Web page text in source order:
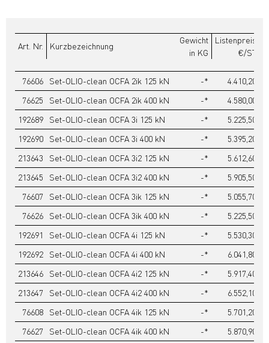
Art. Nr. Kurzbezeichnung
Gewicht
in KG
Listenpreis
€/ST
76606 Set-OLIO-clean OCFA 2ik 125 kN -*
4.410,20
76625
Set-OLIO-clean OCFA 2ik 400 kN -*
4.580,00
192689
Set-OLIO-clean OCFA 3i 125 kN -*
5.225,50
192690
Set-OLIO-clean OCFA 3i 400 kN -*
5.395,20
213643
Set-OLIO-clean OCFA 3i2 125 kN -*
5.612,60
213645
Set-OLIO-clean OCFA 3i2 400 kN -*
5.905,50
76607
Set-OLIO-clean OCFA 3ik 125 kN -*
5.055,70
76626
Set-OLIO-clean OCFA 3ik 400 kN -*
5.225,50
192691
Set-OLIO-clean OCFA 4i 125 kN -*
5.530,30
192692
Set-OLIO-clean OCFA 4i 400 kN -*
6.041,80
213646
Set-OLIO-clean OCFA 4i2 125 kN -*
5.917,40
213647
Set-OLIO-clean OCFA 4i2 400 kN -*
6.552,10
76608
Set-OLIO-clean OCFA 4ik 125 kN -*
5.701,20
76627
Set-OLIO-clean OCFA 4ik 400 kN -*
5.870,90